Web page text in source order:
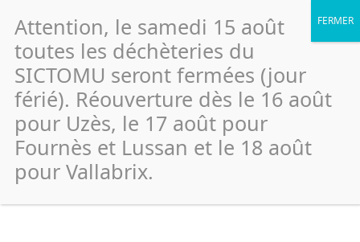
Uzes – Place du marché – Tour
du Roi (Verre)
Publié le 26 janvier 2022
Attention, le samedi 15 août
toutes les déchèteries du
SICTOMU seront fermées (jour
férié). Réouverture dès le 16 août
pour Uzès, le 17 août pour
Fournès et Lussan et le 18 août
pour Vallabrix.